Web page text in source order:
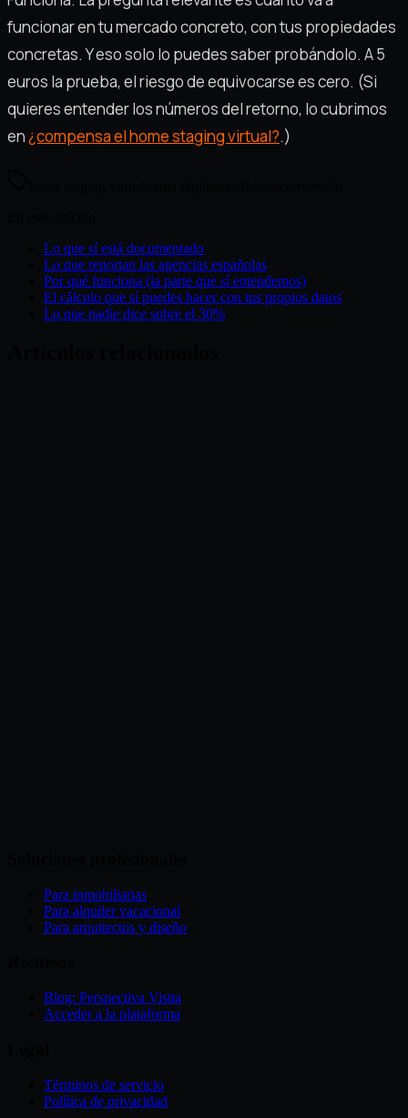
funcionar en tu mercado concreto, con tus propiedades
concretas. Y eso solo lo puedes saber probándolo. A 5
euros la prueba, el riesgo de equivocarse es cero. (Si
quieres entender los números del retorno, lo cubrimos
en ¿compensa el home staging virtual?.)
Lo que sí está documentado
Lo que reportan las agencias españolas
Por qué funciona (la parte que sí entendemos)
El cálculo que sí puedes hacer con tus propios datos
Lo que nadie dice sobre el 30%
Para inmobiliarias
Para alquiler vacacional
Para arquitectos y diseño
Blog: Perspectiva Vistta
Acceder a la plataforma
Términos de servicio
Política de privacidad